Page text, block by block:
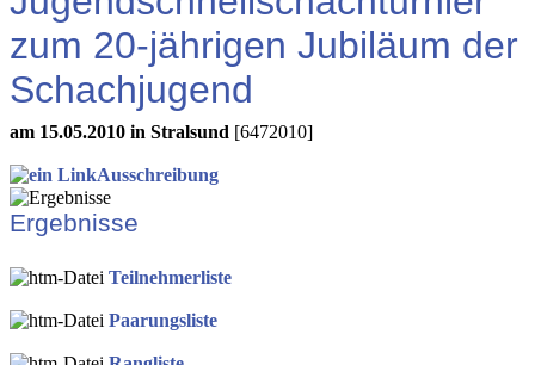
zum 20-jährigen Jubiläum der
Schachjugend
am 15.05.2010 in Stralsund [6472010]
Ausschreibung
Ergebnisse
Teilnehmerliste
Paarungsliste